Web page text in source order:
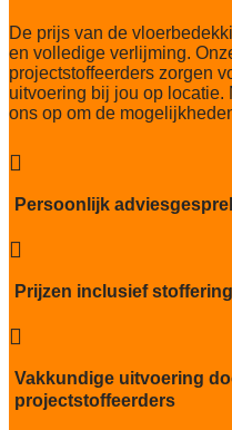
klasse 33 LC 2+
Thermische weerstand
0,079 m² K/W
Brandwerend
Bfl-S1
Project gebruik
zwaar
De prijs van de
en volledige verlijming.
projectstoffeerders zorgen
uitvoering bij jou op locatie.
ons op om de

Persoonlijk

Prijzen inclusief

Vakkundige uitvoering
projectstoffeerders